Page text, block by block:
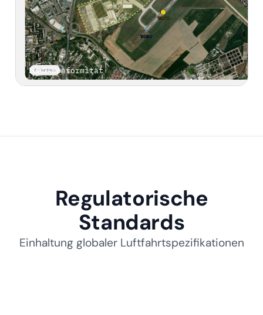
ICAO-Konformität
Regulatorische
Standards
Einhaltung globaler Luftfahrtspezifikationen